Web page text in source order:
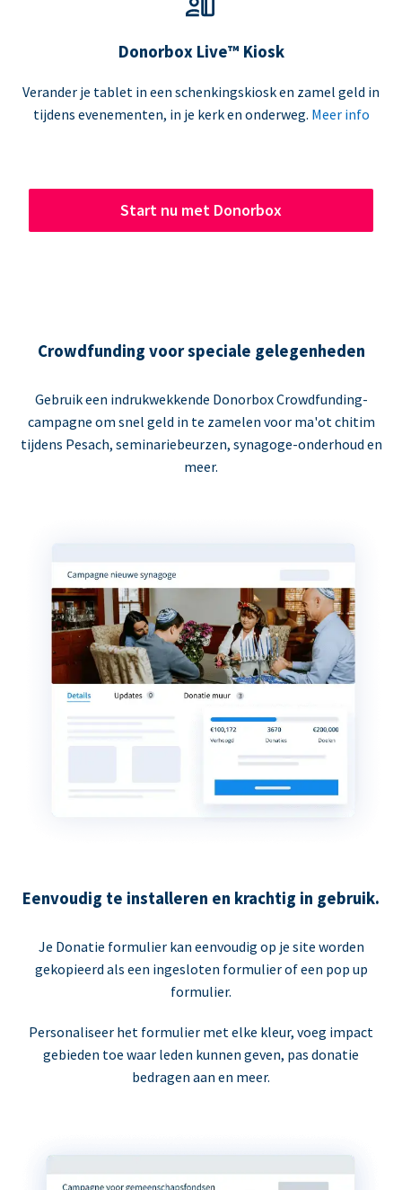
Donorbox Live™ Kiosk
Verander je tablet in een schenkingskiosk en zamel geld in
tijdens evenementen, in je kerk en onderweg. Meer info
Start nu met Donorbox
Crowdfunding voor speciale gelegenheden
Gebruik een indrukwekkende Donorbox Crowdfunding-
campagne om snel geld in te zamelen voor ma'ot chitim
tijdens Pesach, seminariebeurzen, synagoge-onderhoud en
meer.
Eenvoudig te installeren en krachtig in gebruik.
Je Donatie formulier kan eenvoudig op je site worden
gekopieerd als een ingesloten formulier of een pop up
formulier.
Personaliseer het formulier met elke kleur, voeg impact
gebieden toe waar leden kunnen geven, pas donatie
bedragen aan en meer.